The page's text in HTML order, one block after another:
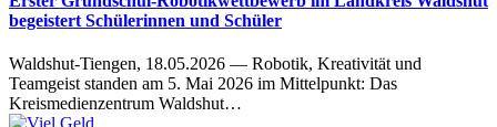
begeistert Schülerinnen und Schüler
Waldshut-Tiengen, 18.05.2026 — Robotik, Kreativität und
Teamgeist standen am 5. Mai 2026 im Mittelpunkt: Das
Kreismedienzentrum Waldshut…